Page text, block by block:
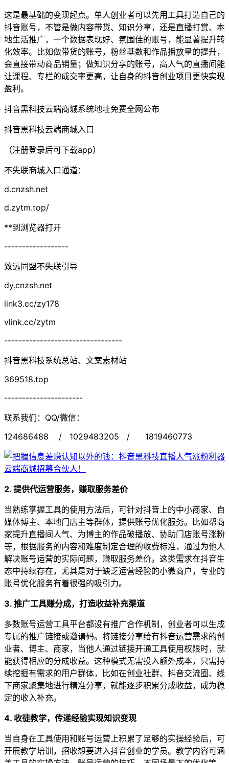
这是最基础的变现起点。单人创业者可以先用工具打造自己的
抖音账号，不管是做内容带货、知识分享，还是直播打赏、本
地生活推广，一个数据表现好、氛围佳的账号，能显著提升转
化效率。比如做带货的账号，粉丝基数和作品播放量的提升，
会直接带动商品销量；做知识分享的账号，高人气的直播间能
让课程、专栏的成交率更高，让自身的抖音创业项目更快实现
盈利。
抖音黑科技云端商城系统地址免费全网公布
抖音黑科技云端商城入口
（注册登录后可下载app）
不失联商城入口通道：
d.cnzsh.net
d.zytm.top/
**到浏览器打开
------------------
致远同盟不失联引导
dy.cnzsh.net
link3.cc/zy178
vlink.cc/zytm
---------------------------------
抖音黑科技系统总站、文案素材站
369518.top
----------------------
联系我们：QQ/微信：
124686488 / 1029483205 / 1819460773
2. 提供代运营服务，赚取服务差价
当熟练掌握工具的使用方法后，可针对抖音上的中小商家、自
媒体博主、本地门店主等群体，提供账号优化服务。比如帮商
家提升直播间人气、为博主的作品破播放、协助门店账号涨粉
等，根据服务的内容和难度制定合理的收费标准，通过为他人
解决账号运营的实际问题，赚取服务差价。这类需求在抖音生
态中持续存在，尤其是对于缺乏运营经验的小微商户，专业的
账号优化服务有着很强的吸引力。
3. 推广工具赚分成，打造收益补充渠道
多数账号运营工具平台都设有推广合作机制，创业者可以生成
专属的推广链接或邀请码。将链接分享给有抖音运营需求的创
业者、博主、商家，当他人通过链接开通工具使用权限时，就
能获得相应的分成收益。这种模式无需投入额外成本，只需持
续挖掘有需求的用户群体，比如在创业社群、抖音交流圈、线
下商家聚集地进行精准分享，就能逐步积累分成收益，成为稳
定的收入补充。
4. 收徒教学，传递经验实现知识变现
当自身在工具使用和账号运营上积累了足够的实操经验后，可
开展教学培训，招收想要进入抖音创业的学员。教学内容可涵